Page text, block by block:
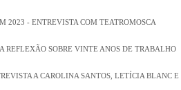
2023 - ENTREVISTA COM TEATROMOSCA
REFLEXÃO SOBRE VINTE ANOS DE TRABALHO
A CAROLINA SANTOS, LETÍCIA BLANC